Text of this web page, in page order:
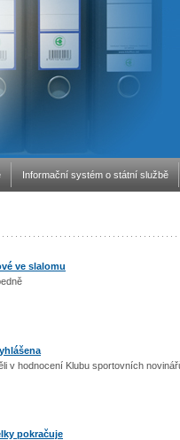
Informační systém o státní službě
ve slalomu
v hodnocení Klubu sportovních
pokračuje